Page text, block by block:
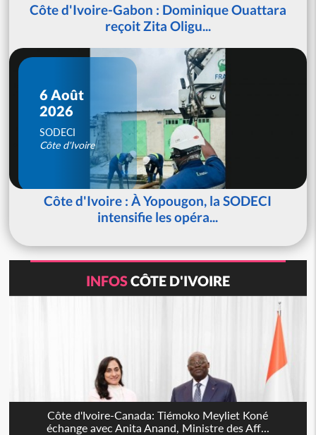
Côte d'Ivoire-Gabon : Dominique Ouattara
reçoit Zita Oligu...
6 Août
2026
SODECI
Côte d'Ivoire
Côte d'Ivoire : À Yopougon, la SODECI
intensifie les opéra...
INFOSCÔTE D'IVOIRE
Côte d'Ivoire-Canada: Tiémoko Meyliet Koné
échange avec Anita Anand, Ministre des Aff...